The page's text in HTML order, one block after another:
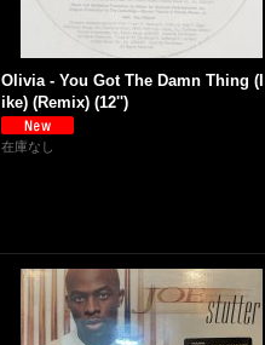
Olivia - You Got The Damn Thing
ike) (Remix) (12'')
在庫なし